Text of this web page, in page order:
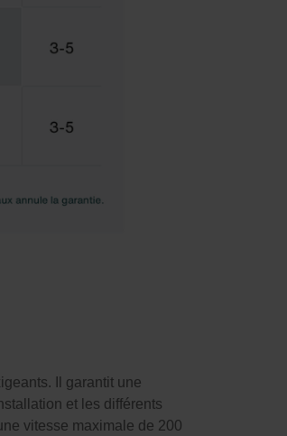
Il garantit une
et les différents
vitesse maximale de 200